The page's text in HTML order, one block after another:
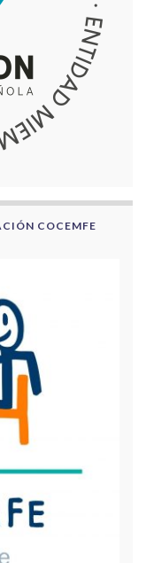
COCEMFE